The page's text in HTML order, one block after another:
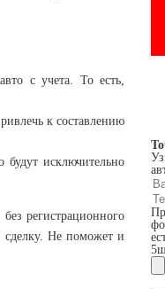
с учета. То есть,
к составлению
исключительно
регистрационного
сделку. Не поможет и